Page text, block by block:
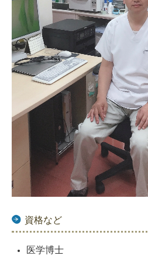
資格など
医学博士